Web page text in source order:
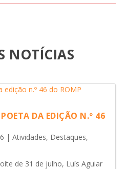
NOTÍCIAS
DA EDIÇÃO N.º 46
|Atividades, Destaques,
de 31 de julho, Luís Aguiar